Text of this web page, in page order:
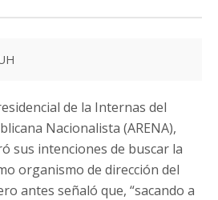
de la Internas del
Nacionalista (ARENA),
sus intenciones de buscar la
organismo de dirección del
antes señaló que, “sacando a